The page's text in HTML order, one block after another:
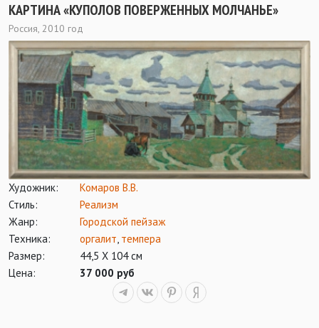
КАРТИНА «КУПОЛОВ ПОВЕРЖЕННЫХ МОЛЧАНЬЕ»
Россия, 2010 год
Художник:
Комаров В.В.
Стиль:
Реализм
Жанр:
Городской пейзаж
Техника:
оргалит, темпера
Размер:
44,5 Х 104 см
Цена:
37 000 руб